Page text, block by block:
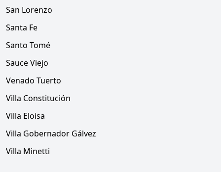
San Lorenzo
Santa Fe
Santo Tomé
Sauce Viejo
Venado Tuerto
Villa Constitución
Villa Eloisa
Villa Gobernador Gálvez
Villa Minetti